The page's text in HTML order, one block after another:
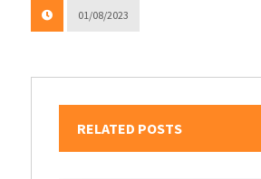
01/08/2023
RELATED POSTS